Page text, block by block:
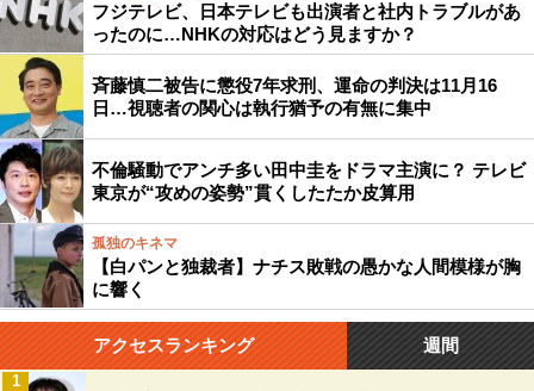
フジテレビ、日本テレビも出演者と社内トラブルがあ
ったのに…NHKの対応はどう見ますか？
斉藤慎二被告に懲役7年求刑、運命の判決は11月16
日…視聴者の関心は執行猶予の有無に集中
不倫騒動でアンチ多い田中圭をドラマ主演に？ テレビ
東京が“攻めの姿勢”貫くしたたか皮算用
孤独のキネマ
【白パンと独裁者】ナチス敗戦の愚かな人間模様が胸
に響く
アクセスランキング 週間
1